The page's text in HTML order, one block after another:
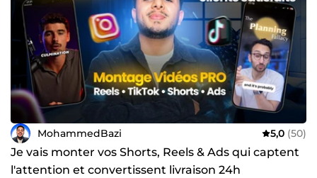
MohammedBazi 5,0 (50)
Je vais monter vos Shorts, Reels & Ads qui captent
l'attention et convertissent livraison 24h